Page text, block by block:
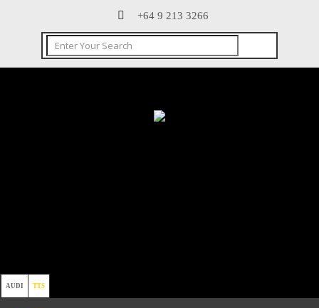
+64 9 213 3266
AUDI TTS